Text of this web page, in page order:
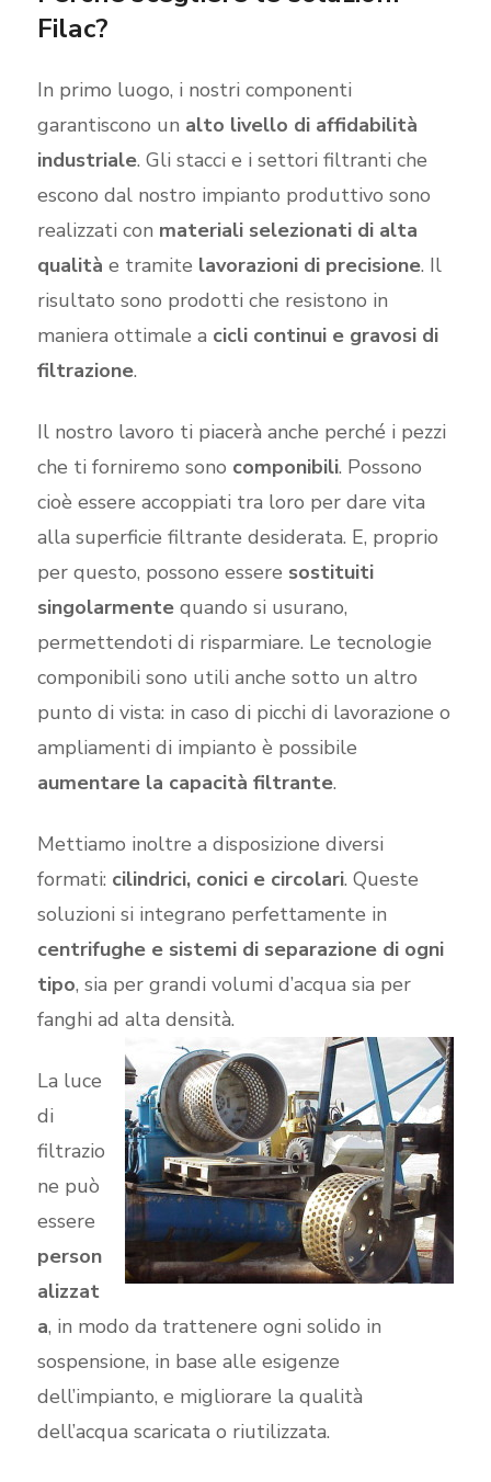
Filac?
In primo luogo, i nostri componenti
garantiscono un alto livello di affidabilità
industriale. Gli stacci e i settori filtranti che
escono dal nostro impianto produttivo sono
realizzati con materiali selezionati di alta
qualità e tramite lavorazioni di precisione. Il
risultato sono prodotti che resistono in
maniera ottimale a cicli continui e gravosi di
filtrazione.
Il nostro lavoro ti piacerà anche perché i pezzi
che ti forniremo sono componibili. Possono
cioè essere accoppiati tra loro per dare vita
alla superficie filtrante desiderata. E, proprio
per questo, possono essere sostituiti
singolarmentequando si usurano,
permettendoti di risparmiare. Le tecnologie
componibili sono utili anche sotto un altro
punto di vista: in caso di picchi di lavorazione o
ampliamenti di impianto è possibile
aumentare la capacità filtrante.
Mettiamo inoltre a disposizione diversi
formati: cilindrici, conici e circolari. Queste
soluzioni si integrano perfettamente in
centrifughe e sistemi di separazione di ogni
tipo, sia per grandi volumi d’acqua sia per
fanghi ad alta densità.
La luce
di
filtrazio
ne può
essere
person
alizzat
a, in modo da trattenere ogni solido in
sospensione, in base alle esigenze
dell’impianto, e migliorare la qualità
dell’acqua scaricata o riutilizzata.